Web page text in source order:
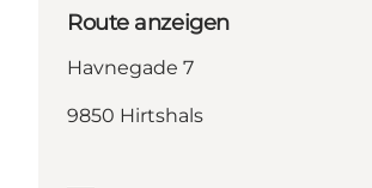
Route anzeigen
Havnegade 7
9850 Hirtshals